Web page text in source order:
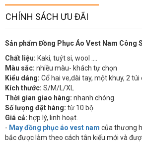
CHÍNH SÁCH ƯU ĐÃI
Sản phẩm Đồng Phục Áo Vest Nam Công
Chất liệu: Kaki, tuýt si, wool ….
Màu sắc: nhiều màu- khách tự chọn
Kiểu dáng: Cổ hai ve,dài tay, một khuy, 2 túi
Kích thước: S/M/L/XL
Thời gian giao hàng: nhanh chóng.
Số lượng đặt hàng: từ 10 bộ
Giá cả: hợp lý, linh hoạt.
- May đồng phục áo vest nam của thương
bắc được làm theo cách tân kiểu mới và